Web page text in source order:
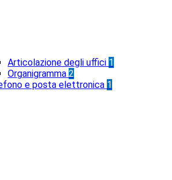
Articolazione degli uffici 1
Organigramma 2
e posta elettronica 1